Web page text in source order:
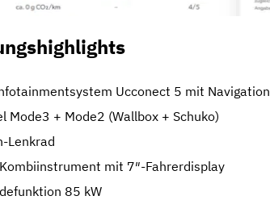
Ucconect 5 mit Navigation
Mode3 + Mode2 (Wallbox + Schuko)
Lenkrad
mit 7″-Fahrerdisplay
85 kW